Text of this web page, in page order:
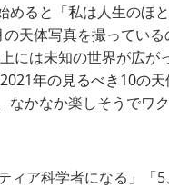
ると「私は人生のほ
天体写真を撮ってい
は未知の世界が広が
2021年の見るべき10の天
かなか楽しそうでワク
ア科学者になる」「5